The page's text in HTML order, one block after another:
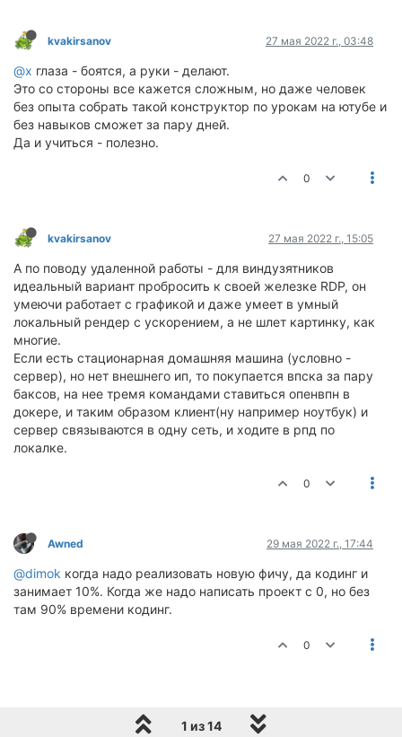
kvakirsanov 27 мая 2022 г., 03:48
@x глаза - боятся, а руки - делают.
Это со стороны все кажется сложным, но даже человек
без опыта собрать такой конструктор по урокам на ютубе и
без навыков сможет за пару дней.
Да и учиться - полезно.
0
kvakirsanov 27 мая 2022 г., 15:05
А по поводу удаленной работы - для виндузятников
идеальный вариант пробросить к своей железке RDP, он
умеючи работает с графикой и даже умеет в умный
локальный рендер с ускорением, а не шлет картинку, как
многие.
Если есть стационарная домашняя машина (условно -
сервер), но нет внешнего ип, то покупается впска за пару
баксов, на нее тремя командами ставиться опенвпн в
докере, и таким образом клиент(ну например ноутбук) и
сервер связываются в одну сеть, и ходите в рпд по
локалке.
0
Awned 29 мая 2022 г., 17:44
@dimok когда надо реализовать новую фичу, да кодинг и
занимает 10%. Когда же надо написать проект с 0, но без
там 90% времени кодинг.
0
1 из 14